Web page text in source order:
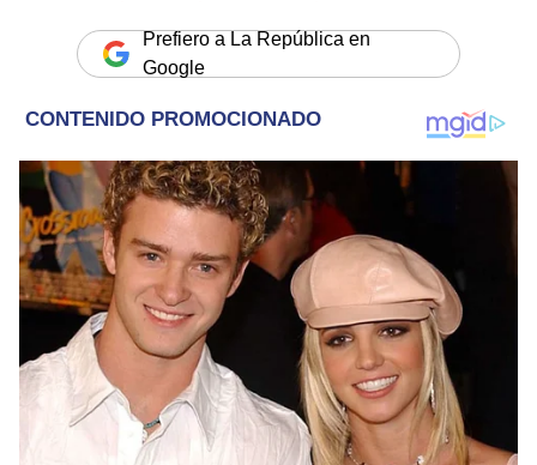
Prefiero a La República en
Google